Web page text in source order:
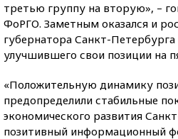
третью группу на вторую», –
ФоРГО. Заметным оказался и
губернатора Санкт-Петербурга
улучшившего свои позиции на
«Положительную динамику
предопределили стабильные
экономического развития
позитивный информационный